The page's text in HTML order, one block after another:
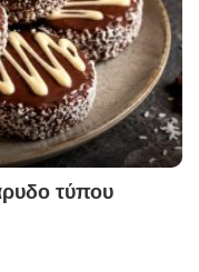
τύπου